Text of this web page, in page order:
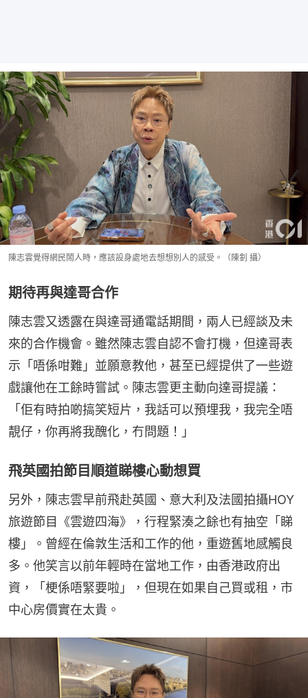
陳志雲覺得網民鬧人時，應該設身處地去想想別人的感受。（陳釗 攝）
期待再與達哥合作
陳志雲又透露在與達哥通電話期間，兩人已經談及未
來的合作機會。雖然陳志雲自認不會打機，但達哥表
示「唔係咁難」並願意教他，甚至已經提供了一些遊
戲讓他在工餘時嘗試。陳志雲更主動向達哥提議：
「佢有時拍啲搞笑短片，我話可以預埋我，我完全唔
靚仔，你再將我醜化，冇問題！」
飛英國拍節目順道睇樓心動想買
另外，陳志雲早前飛赴英國、意大利及法國拍攝HOY
旅遊節目《雲遊四海》，行程緊湊之餘也有抽空「睇
樓」。曾經在倫敦生活和工作的他，重遊舊地感觸良
多。他笑言以前年輕時在當地工作，由香港政府出
資，「梗係唔緊要啦」，但現在如果自己買或租，市
中心房價實在太貴。